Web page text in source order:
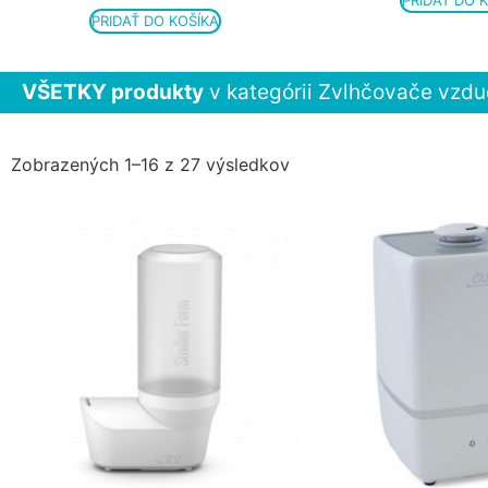
PRIDAŤ DO KOŠÍKA
VŠETKY produkty v kategórii Zvlhčovače
Zobrazených 1–16 z 27 výsledkov